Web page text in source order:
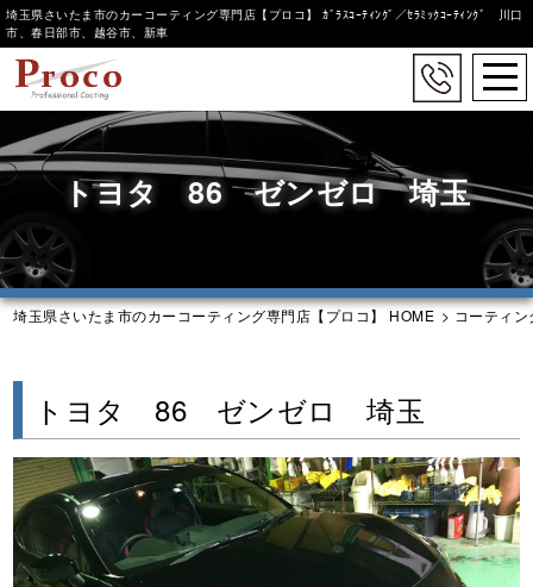
to
main
content
埼玉県さいたま市のカーコーティング専門店【プロコ】 ｶﾞﾗｽｺｰﾃｨﾝｸﾞ／ｾﾗﾐｯｸｺｰﾃｨﾝｸﾞ 川口
市、春日部市、越谷市、新車
トヨタ 86 ゼンゼロ 埼玉
埼玉県さいたま市のカーコーティング専門店【プロコ】 HOME > コーティン
トヨタ 86 ゼンゼロ 埼玉